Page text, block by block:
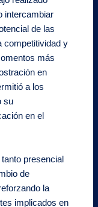
intercambiar
de las
competitividad y
más
en
a los
su
en el
presencial
de
la
implicados en